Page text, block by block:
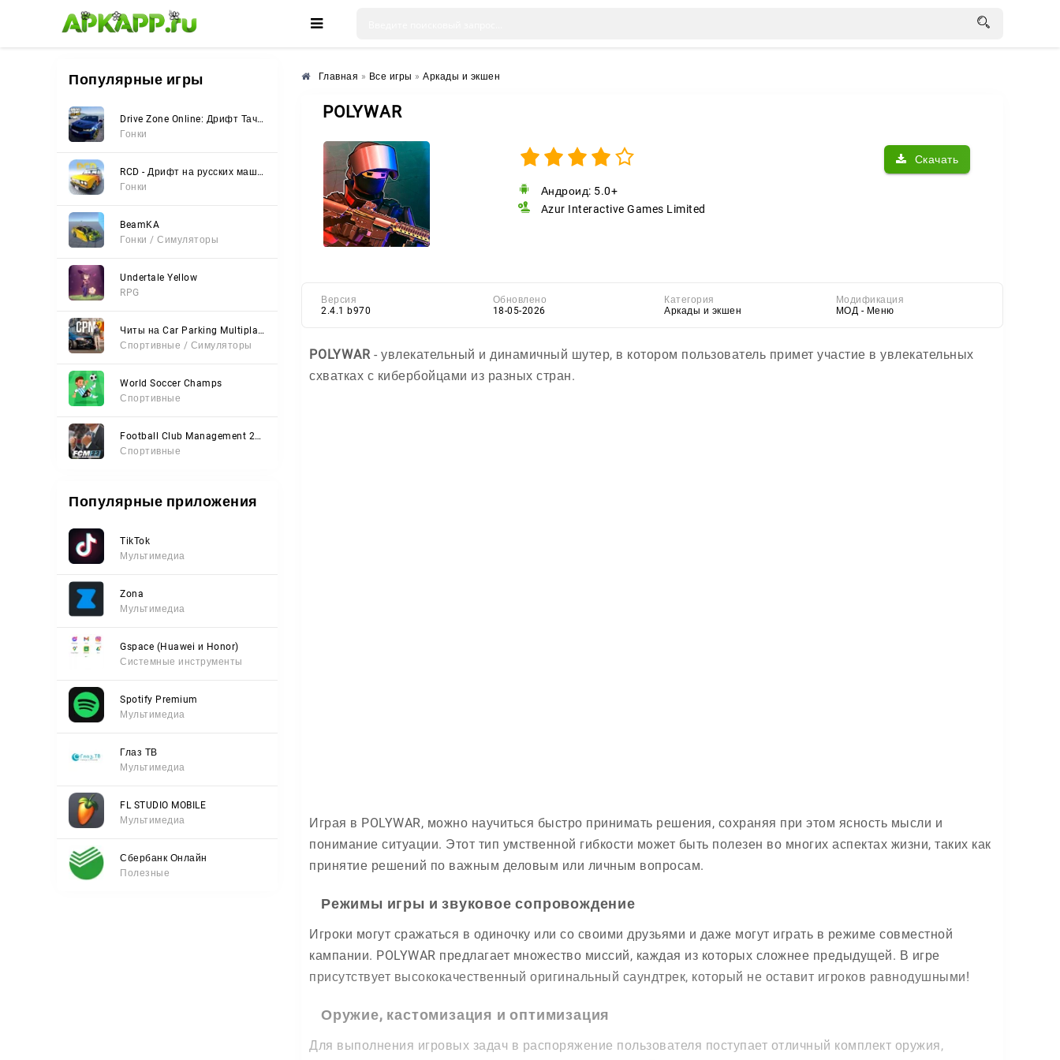
🌸 🌼 🌺
Популярные игры
Drive Zone Online: Дрифт Тачки
Гонки
RCD - Дрифт на русских машинах
Гонки
BeamKA
Гонки / Симуляторы
Undertale Yellow
RPG
Читы на Car Parking Multiplayer 2 (Все открыто, Мод-Меню)
Спортивные / Симуляторы
World Soccer Champs
Спортивные
Football Club Management 2023
Спортивные
Популярные приложения
TikTok
Мультимедиа
Zona
Мультимедиа
Gspace (Huawei и Honor)
Системные инструменты
Spotify Premium
Мультимедиа
Глаз ТВ
Мультимедиа
FL STUDIO MOBILE
Мультимедиа
Сбербанк Онлайн
Полезные
Главная » Все игры » Аркады и экшен
POLYWAR
Скачать
Андроид: 5.0+
Azur Interactive Games Limited
Версия
2.4.1 b970
Обновлено
18-05-2026
Категория
Аркады и экшен
Модификация
МОД - Меню
POLYWAR- увлекательный и динамичный шутер, в котором пользователь примет участие в увлекательных
схватках с кибербойцами из разных стран.
Играя в POLYWAR, можно научиться быстро принимать решения, сохраняя при этом ясность мысли и
понимание ситуации. Этот тип умственной гибкости может быть полезен во многих аспектах жизни, таких как
принятие решений по важным деловым или личным вопросам.
Режимы игры и звуковое сопровождение
Игроки могут сражаться в одиночку или со своими друзьями и даже могут играть в режиме совместной
кампании. POLYWAR предлагает множество миссий, каждая из которых сложнее предыдущей. В игре
присутствует высококачественный оригинальный саундтрек, который не оставит игроков равнодушными!
Оружие, кастомизация и оптимизация
Для выполнения игровых задач в распоряжение пользователя поступает отличный комплект оружия,